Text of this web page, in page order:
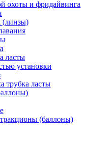
охоты и фридайвинга
(линзы)
ласты
установки
трубка ласты
(баллоны)